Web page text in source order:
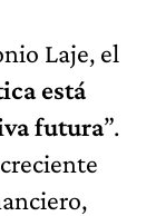
Laje, el
está
futura”.